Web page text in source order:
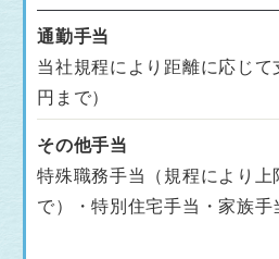
通勤手当
当社規程により距離に応じ
円まで）
その他手当
特殊職務手当（規程により上
で）・特別住宅手当・家族手